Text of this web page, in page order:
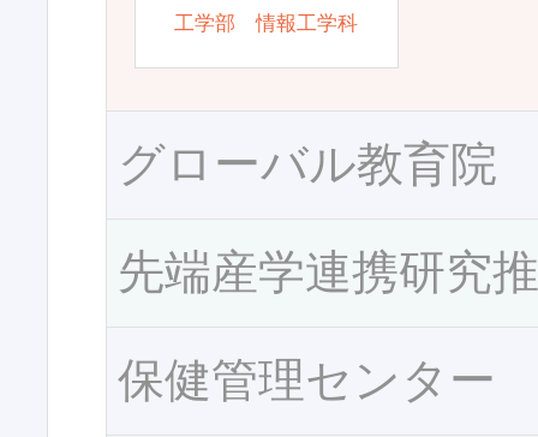
工学部 情報工学科
グローバル教育院
先端産学連携研究
保健管理センター